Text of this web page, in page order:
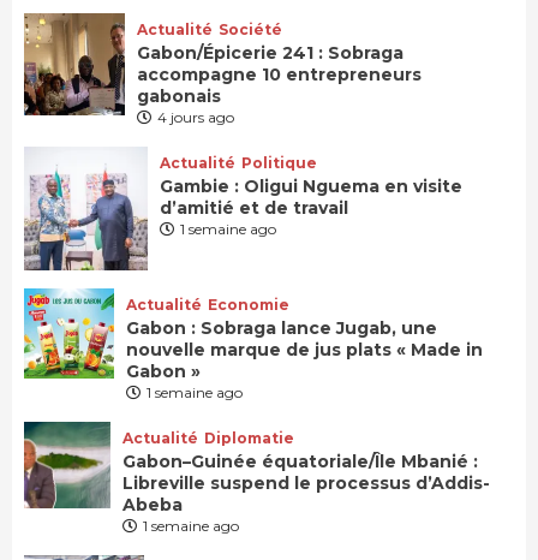
Actualité Société
Gabon/Épicerie 241 : Sobraga
accompagne 10 entrepreneurs
gabonais
4 jours ago
Actualité Politique
Gambie : Oligui Nguema en visite
d’amitié et de travail
1 semaine ago
Actualité Economie
Gabon : Sobraga lance Jugab, une
nouvelle marque de jus plats « Made in
Gabon »
1 semaine ago
Actualité Diplomatie
Gabon–Guinée équatoriale/Île Mbanié :
Libreville suspend le processus d’Addis-
Abeba
1 semaine ago